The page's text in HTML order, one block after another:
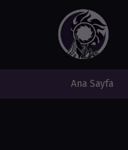
Ana Sayfa